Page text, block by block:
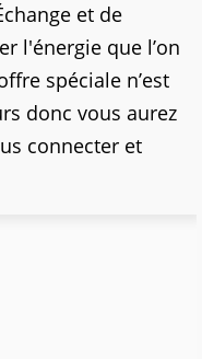
et de
l'énergie que l’on
spéciale n’est
donc vous aurez
connecter et